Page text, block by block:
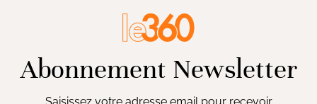
Abonnement Newsletter